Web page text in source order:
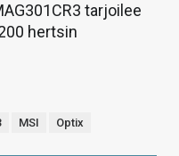
tarjoilee
hertsin
MSI Optix